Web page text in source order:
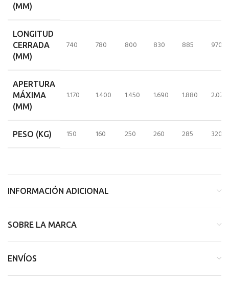
(MM)
LONGITUD
CERRADA
(MM)
740 780 800 830 885 970
APERTURA
MÁXIMA
(MM)
1.170 1.400 1.450 1.690 1.880 2.070
PESO (KG) 150 160 250 260 285 320
INFORMACIÓN ADICIONAL
SOBRE LA MARCA
ENVÍOS